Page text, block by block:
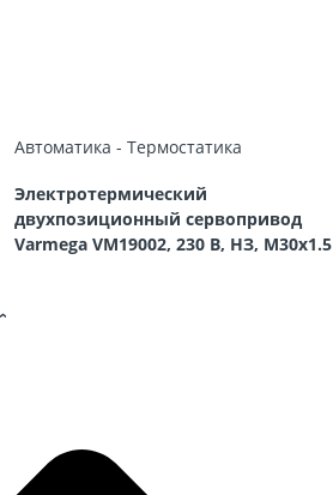
Автоматика - Термостатика
Электротермический
двухпозиционный сервопривод
Varmega VM19002, 230 В, НЗ, M30х1.5